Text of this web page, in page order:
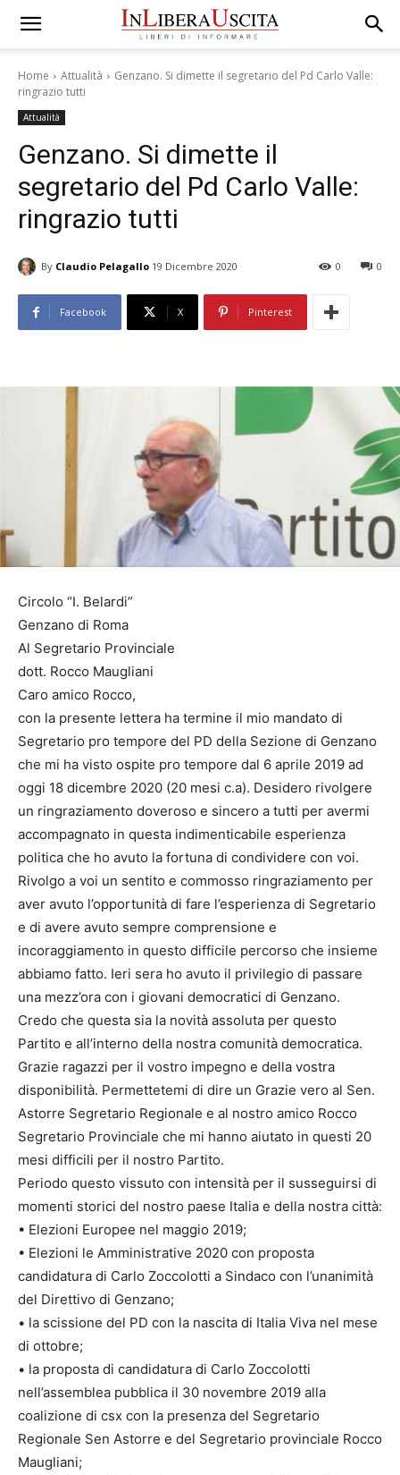
Home Attualità
Genzano. Si dimette il segretario del Pd Carlo Valle:
ringrazio tutti
Attualità
Genzano. Si dimette il
segretario del Pd Carlo Valle:
ringrazio tutti
By Claudio Pelagallo 19 Dicembre 2020 0
0
Facebook X Pinterest
Circolo “I. Belardi”
Genzano di Roma
Al Segretario Provinciale
dott. Rocco Maugliani
Caro amico Rocco,
con la presente lettera ha termine il mio mandato di
Segretario pro tempore del PD della Sezione di Genzano
che mi ha visto ospite pro tempore dal 6 aprile 2019 ad
oggi 18 dicembre 2020 (20 mesi c.a). Desidero rivolgere
un ringraziamento doveroso e sincero a tutti per avermi
accompagnato in questa indimenticabile esperienza
politica che ho avuto la fortuna di condividere con voi.
Rivolgo a voi un sentito e commosso ringraziamento per
aver avuto l’opportunità di fare l’esperienza di Segretario
e di avere avuto sempre comprensione e
incoraggiamento in questo difficile percorso che insieme
abbiamo fatto. Ieri sera ho avuto il privilegio di passare
una mezz’ora con i giovani democratici di Genzano.
Credo che questa sia la novità assoluta per questo
Partito e all’interno della nostra comunità democratica.
Grazie ragazzi per il vostro impegno e della vostra
disponibilità. Permettetemi di dire un Grazie vero al Sen.
Astorre Segretario Regionale e al nostro amico Rocco
Segretario Provinciale che mi hanno aiutato in questi 20
mesi difficili per il nostro Partito.
Periodo questo vissuto con intensità per il susseguirsi di
momenti storici del nostro paese Italia e della nostra città:
• Elezioni Europee nel maggio 2019;
• Elezioni le Amministrative 2020 con proposta
candidatura di Carlo Zoccolotti a Sindaco con l’unanimità
del Direttivo di Genzano;
• la scissione del PD con la nascita di Italia Viva nel mese
di ottobre;
• la proposta di candidatura di Carlo Zoccolotti
nell’assemblea pubblica il 30 novembre 2019 alla
coalizione di csx con la presenza del Segretario
Regionale Sen Astorre e del Segretario provinciale Rocco
Maugliani;